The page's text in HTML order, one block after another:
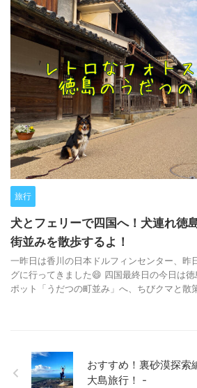
旅行
犬とフェリーで四国へ！犬連れ徳
街並みを散歩するよ！
一昨日は香川の日本ドルフィンセンター、昨
グに行ってきました😄 四国最終日の今日は
ポット「うだつの町並み」へ、ちびクマと散
おすすめ！裏砂漠探索
大島旅行！ -